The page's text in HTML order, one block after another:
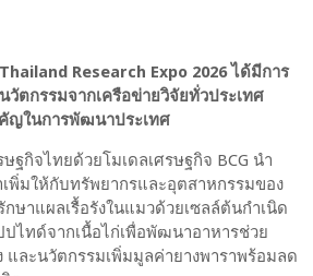
Research Expo 2026 ได้มีการ
ตกรรมจากเครือข่ายวิจัยทั่วประเทศ
ญในการพัฒนาประเทศ
ฐกิจไทยด้วยโมเดลเศรษฐกิจ BCG นำ
พิ่มให้กับทรัพยากรและอุตสาหกรรมของ
ษาแผลเรื้อรังในแมวด้วยเซลล์ต้นกำเนิด
ปไทด์จากเนื้อไก่เพื่อพัฒนาอาหารช่วย
และนวัตกรรมเพิ่มมูลค่ายางพาราพร้อมลด